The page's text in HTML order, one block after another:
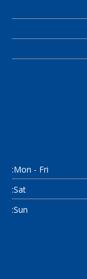
Mon - Fri:
Sat:
Sun: